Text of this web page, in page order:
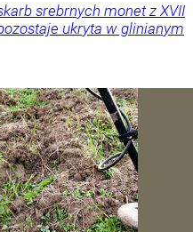
srebrnych monet z XVII
ukryta w glinianym